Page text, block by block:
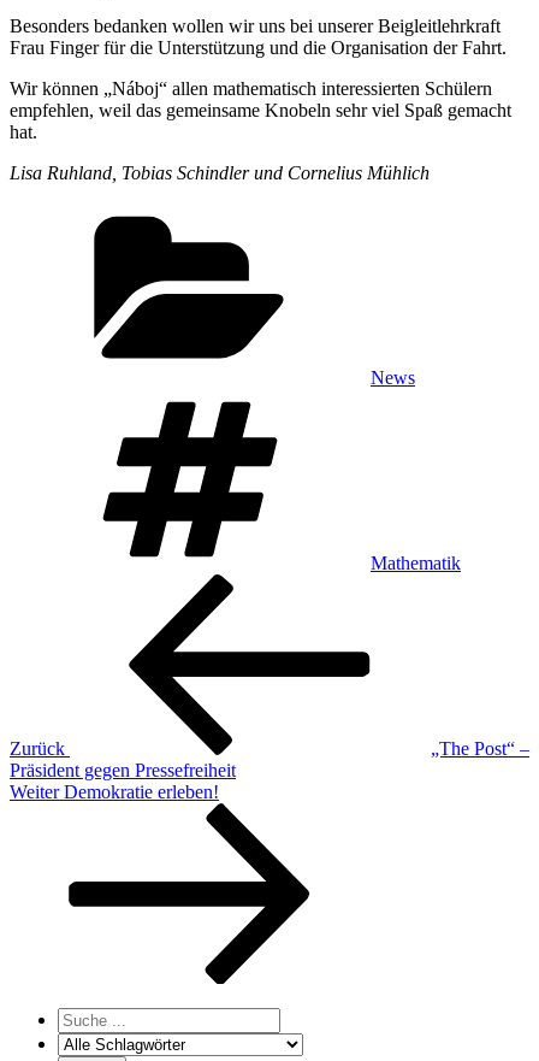
Besonders bedanken wollen wir uns bei unserer Beigleitlehrkraft
Frau Finger für die Unterstützung und die Organisation der Fahrt.
Wir können „Náboj“ allen mathematisch interessierten Schülern
empfehlen, weil das gemeinsame Knobeln sehr viel Spaß gemacht
hat.
Lisa Ruhland, Tobias Schindler und Cornelius Mühlich
News
Mathematik
Beitragsnavigation
Zurück
„The Post“ –
Präsident gegen Pressefreiheit
Nächster
Weiter Demokratie erleben!